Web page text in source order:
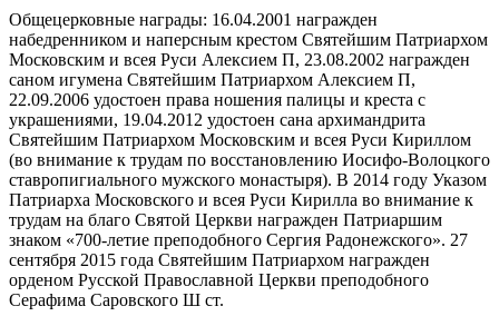
Общецерковные награды: 16.04.2001 награжден
набедренником и наперсным крестом Святейшим Патриархом
Московским и всея Руси Алексием П, 23.08.2002 награжден
саном игумена Святейшим Патриархом Алексием П,
22.09.2006 удостоен права ношения палицы и креста с
украшениями, 19.04.2012 удостоен сана архимандрита
Святейшим Патриархом Московским и всея Руси Кириллом
(во внимание к трудам по восстановлению Иосифо-Волоцкого
ставропигиального мужского монастыря). В 2014 году Указом
Патриарха Московского и всея Руси Кирилла во внимание к
трудам на благо Святой Церкви награжден Патриаршим
знаком «700-летие преподобного Сергия Радонежского». 27
сентября 2015 года Святейшим Патриархом награжден
орденом Русской Православной Церкви преподобного
Серафима Саровского Ш ст.